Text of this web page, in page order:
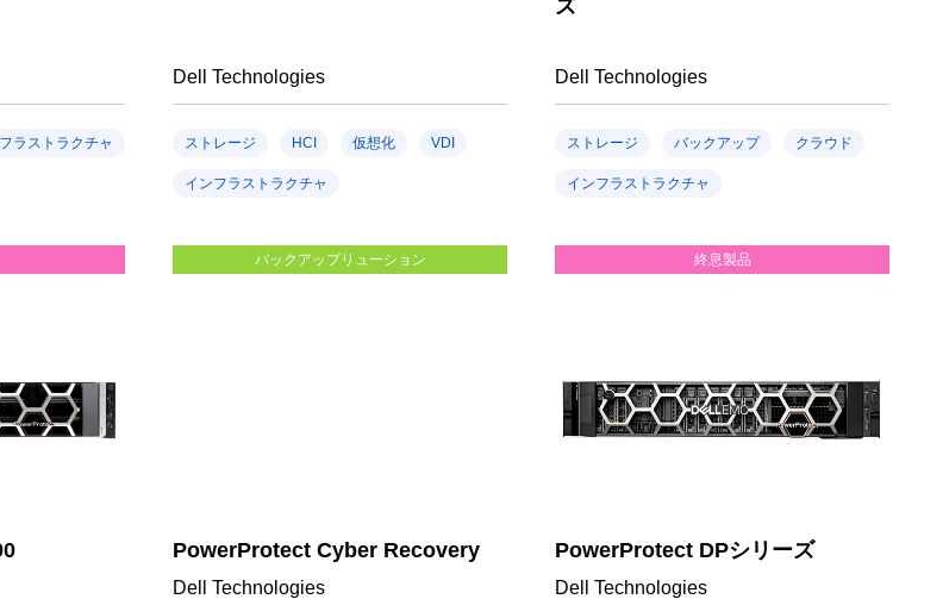
ラストラクチャ
Dell Technologies
ストレージ HCI 仮想化 VDI
インフラストラクチャ
ズ
Dell Technologies
ストレージ バックアップ クラウド
インフラストラクチャ
バックアップリューション
PowerProtect Cyber Recovery
Dell Technologies
終息製品
PowerProtect DPシリーズ
Dell Technologies